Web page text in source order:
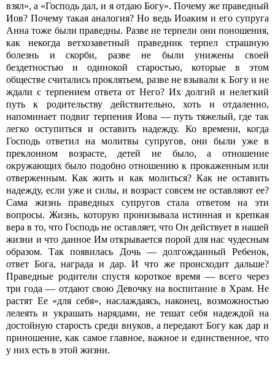
взял», а «Господь дал, и я отдаю Богу». Почему же праведный
Иов? Почему такая аналогия? Но ведь Иоаким и его супруга
Анна тоже были праведны. Разве не терпели они поношения,
как некогда ветхозаветный праведник терпел страшную
болезнь и скорби, разве не были унижены своей
бездетностью и одинокой старостью, которые в этом
обществе считались проклятьем, разве не взывали к Богу и не
ждали с терпением ответа от Него? Их долгий и нелегкий
путь к родительству действительно, хоть и отдаленно,
напоминает подвиг терпения Иова — путь тяжелый, где так
легко оступиться и оставить надежду. Ко времени, когда
Господь ответил на молитвы супругов, они были уже в
преклонном возрасте, детей не было, а отношение
окружающих было подобно отношению к прокаженным или
отверженным. Как жить и как молиться? Как не оставить
надежду, если уже и силы, и возраст совсем не оставляют ее?
Сама жизнь праведных супругов стала ответом на эти
вопросы. Жизнь, которую пронизывала истинная и крепкая
вера в то, что Господь не оставляет, что Он действует в нашей
жизни и что данное Им открывается порой для нас чудесным
образом. Так появилась Дочь — долгожданный Ребенок,
ответ Бога, награда и дар. И что же происходит дальше?
Праведные родители спустя короткое время — всего через
три года — отдают свою Девочку на воспитание в Храм. Не
растят Ее «для себя», наслаждаясь, наконец, возможностью
лелеять и украшать нарядами, не тешат себя надеждой на
достойную старость среди внуков, а передают Богу как дар и
приношение, как самое главное, важное и единственное, что
у них есть в этой жизни.